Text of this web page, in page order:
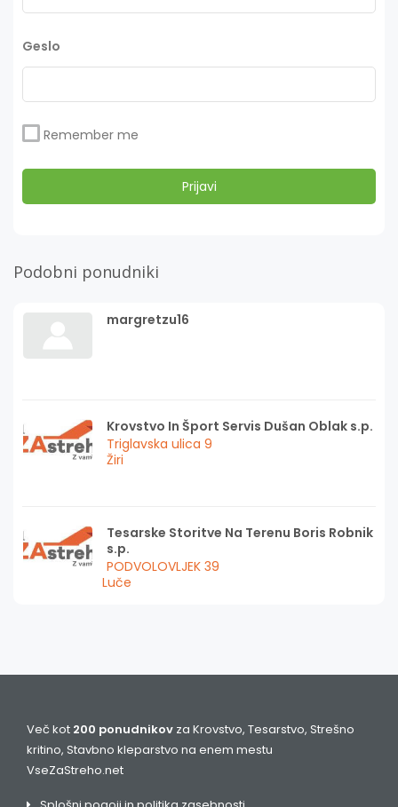
Geslo
Remember me
Podobni ponudniki
margretzu16
Krovstvo In Šport Servis Dušan Oblak s.p.
Triglavska ulica 9
Žiri
Tesarske Storitve Na Terenu Boris Robnik
s.p.
PODVOLOVLJEK 39
Luče
Več kot 200 ponudnikov za Krovstvo, Tesarstvo, Strešno
kritino, Stavbno kleparstvo na enem mestu
VseZaStreho.net